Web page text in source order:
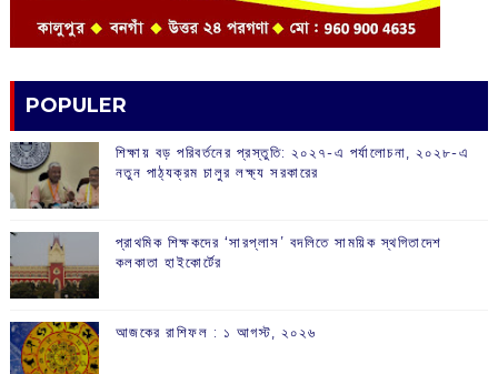
POPULER
শিক্ষায় বড় পরিবর্তনের প্রস্তুতি: ২০২৭-এ পর্যালোচনা, ২০২৮-এ
নতুন পাঠ্যক্রম চালুর লক্ষ্য সরকারের
প্রাথমিক শিক্ষকদের ‘সারপ্লাস’ বদলিতে সাময়িক স্থগিতাদেশ
কলকাতা হাইকোর্টের
আজকের রাশিফল :‌ ‌‌১ আগস্ট, ২০২৬